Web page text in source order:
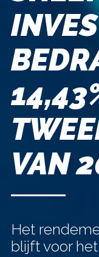
VAN
Het
blijft voor